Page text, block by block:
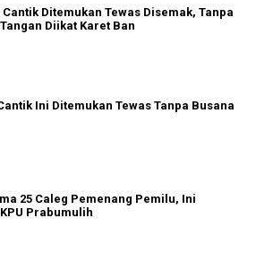
Ditemukan Tewas Disemak, Tanpa
Diikat Karet Ban
Ini Ditemukan Tewas Tanpa Busana
25 Caleg Pemenang Pemilu, Ini
Prabumulih